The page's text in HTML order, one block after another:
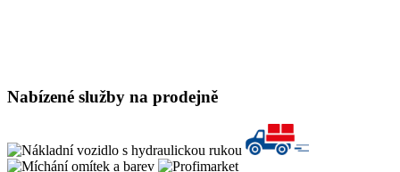
Nabízené služby na prodejně